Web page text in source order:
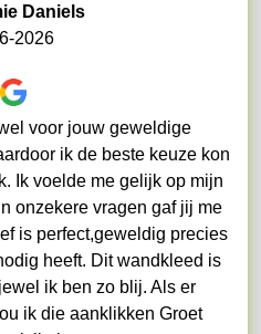
Daniels
2026
voor jouw geweldige
ik de beste keuze kon
Ik voelde me gelijk op mijn
onzekere vragen gaf jij me
is perfect,geweldig precies
heeft. Dit wandkleed is
ik ben zo blij. Als er
ik die aanklikken Groet